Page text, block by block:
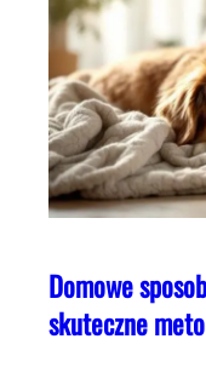
Domowe
skuteczne